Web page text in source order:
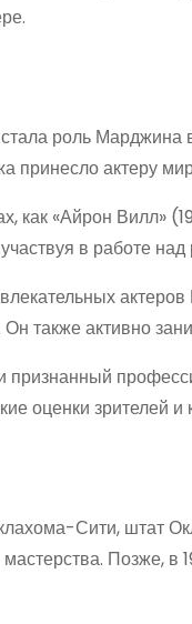
роль
принесло актеру
как «Айрон Вилл»
в работе
также активно
признанный
оценки зрителей и
Сити, штат
мастерства. Позже,